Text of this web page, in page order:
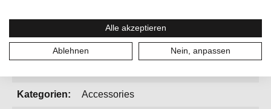
Radfahren, Reisen, Wintersport
Geschlecht: Unisex
Kategorien: Accessories
Alle akzeptieren
Ablehnen Nein, anpassen